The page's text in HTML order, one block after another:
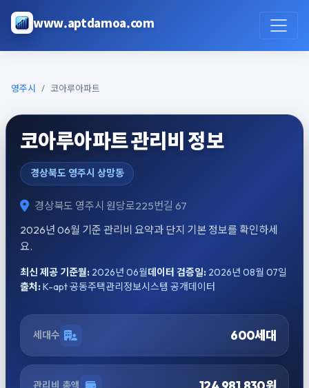
www.aptdamoa.com
영주시 코아루아파트
코아루아파트 관리비 정보
경상북도 영주시 상망동
경상북도 영주시 원당로225번길 67
2026년 06월 기준 관리비 요약과 단지 기본 정보를 확인하세
요.
최신 제공 기준월: 2026년 06월데이터 검증일: 2026년 08월 07일
출처:K-apt 공동주택관리정보시스템 공개데이터
세대수 600세대
관리비 총액